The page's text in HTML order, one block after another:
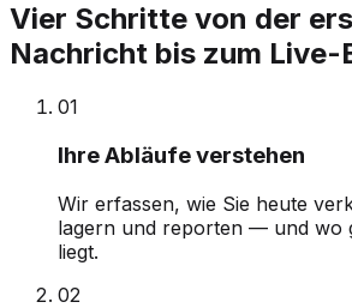
Vier Schritte von der
Nachricht bis zum Live-
01
Ihre Abläufe verstehen
Wir erfassen, wie Sie heute
lagern und reporten — und wo
liegt.
02